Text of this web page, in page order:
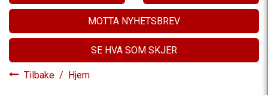
MOTTA NYHETSBREV
SE HVA SOM SKJER
Tilbake / Hjem